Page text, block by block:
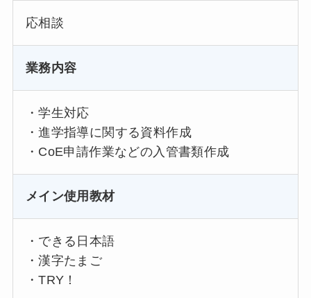
応相談
業務内容
・学生対応
・進学指導に関する資料作成
・CoE申請作業などの入管書類作成
メイン使用教材
・できる日本語
・漢字たまご
・TRY！